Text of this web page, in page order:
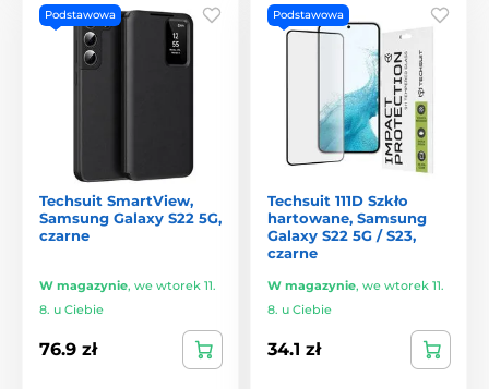
Podstawowa
Techsuit SmartView,
Samsung Galaxy S22 5G,
czarne
W magazynie, we wtorek 11.
8. u Ciebie
76.9 zł
Podstawowa
Techsuit 111D Szkło
hartowane, Samsung
Galaxy S22 5G / S23,
czarne
W magazynie, we wtorek 11.
8. u Ciebie
34.1 zł